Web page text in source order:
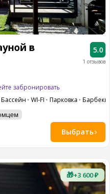
1 отзывов
5.0
в
забронировать
Бассейн WI-FI Парковка
Выбрать
🎁+3 600 ₽